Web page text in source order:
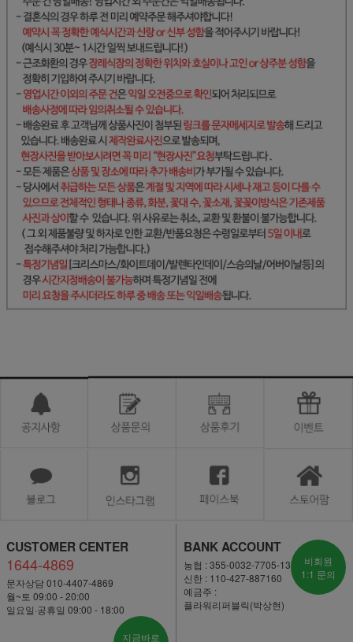
CUSTOMER CENTER
1644-4869
문자상담 010-4407-4869
월~토 09:00 - 20:00
일요일·공휴일 09:00 - 18:00
지금바로
BANK ACCOUNT
농협 : 355-0032-7705-13
신한 : 110-427-887160
예금주 :
플라워리퍼블릭(박상현)
비회원
1:1 문의